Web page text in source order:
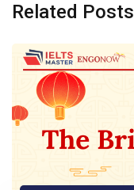
Related Posts